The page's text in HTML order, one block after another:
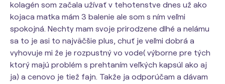
kolagén som začala užívať v tehotenstve dnes už ako
kojaca matka mám 3 balenie ale som s ním veľmi
spokojná. Nechty mam svoje prirodzene dlhé a nelámu
sa to je asi to najväčšie plus, chuť je veľmi dobrá a
vyhovuje mi že je rozpustný vo vode( výborne pre tých
ktorý majú problém s prehtaním veľkých kapsúl ako aj
ja) a cenovo je tiež fajn. Takže ja odporúčam a dávam